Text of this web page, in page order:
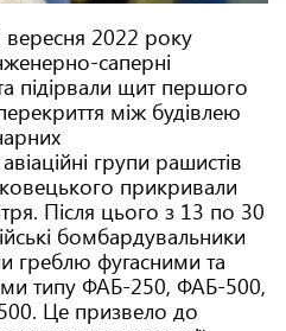
2022 року
саперні
підірвали щит першого
між будівлею
групи рашистів
прикривали
Після цього з 13 по 30
бомбардувальники
греблю фугасними та
типу ФАБ-250, ФАБ-500,
Це призвело до